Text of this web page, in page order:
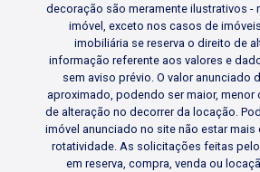
decoração são meramente ilustrativos -
imóvel, exceto nos casos de
imobiliária se reserva o direito de
informação referente aos valores e
sem aviso prévio. O valor anunciado
aproximado, podendo ser maior, menor
de alteração no decorrer da locação.
imóvel anunciado no site não estar
rotatividade. As solicitações feitas
em reserva, compra, venda ou